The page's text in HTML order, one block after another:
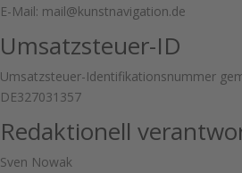
E-Mail: mail@kunstnavigation.de
Umsatzsteuer-ID
Umsatzsteuer-Identifikationsnummer
DE327031357
Redaktionell
Sven Nowak